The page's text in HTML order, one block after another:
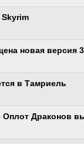
новая версия
в Тамриель
Оплот Драконов